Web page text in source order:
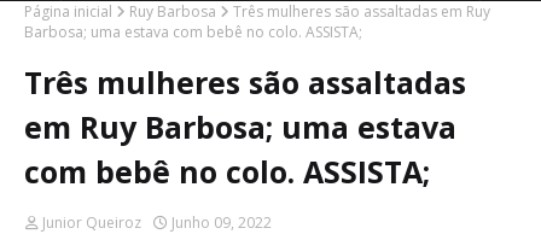
Página inicial Ruy Barbosa
Três mulheres são assaltadas em Ruy
Barbosa; uma estava com bebê no colo. ASSISTA;
Três mulheres são assaltadas
em Ruy Barbosa; uma estava
com bebê no colo. ASSISTA;
Junior Queiroz Junho 09, 2022